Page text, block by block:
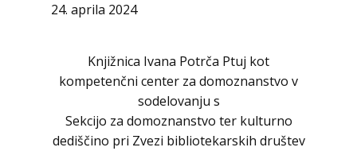
24. aprila 2024
Knjižnica Ivana Potrča Ptuj kot
kompetenčni center za domoznanstvo v
sodelovanju s
Sekcijo za domoznanstvo ter kulturno
dediščino pri Zvezi bibliotekarskih društev